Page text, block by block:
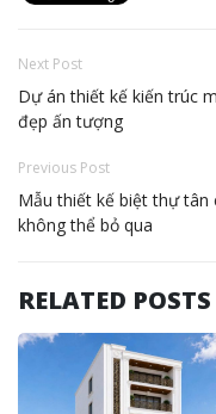
Next Post
Dự án thiết kế kiến trúc
đẹp ấn tượng
Previous Post
Mẫu thiết kế biệt thự tân
không thể bỏ qua
RELATED POSTS